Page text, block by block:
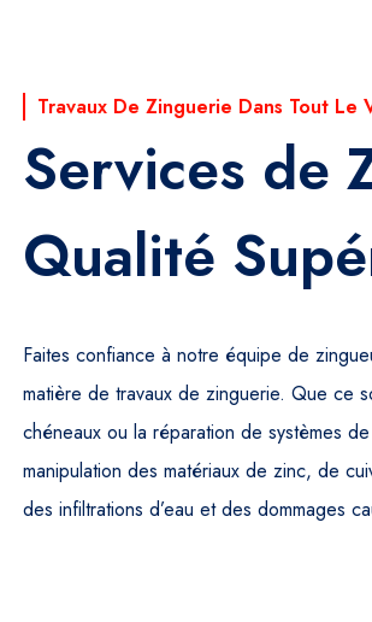
Travaux De Zinguerie Dans Tout Le
Services de
Qualité
Faites confiance à notre équipe de
matière de travaux de zinguerie. Que ce
chéneaux ou la réparation de systèmes
manipulation des matériaux de zinc, de
des infiltrations d’eau et des dommages